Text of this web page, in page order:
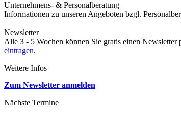
Unternehmens- & Personalberatung
Informationen zu unseren Angeboten bzgl.
Newsletter
Alle 3 - 5 Wochen können Sie gratis einen
eintragen.
Weitere Infos
Zum Newsletter anmelden
Nächste Termine